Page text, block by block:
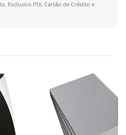
Exclusivo PIX, Cartão de Crédito e